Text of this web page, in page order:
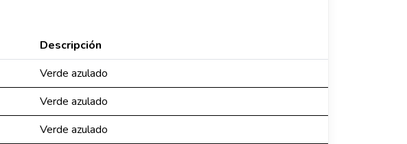
Descripción
Verde azulado
Verde azulado
Verde azulado